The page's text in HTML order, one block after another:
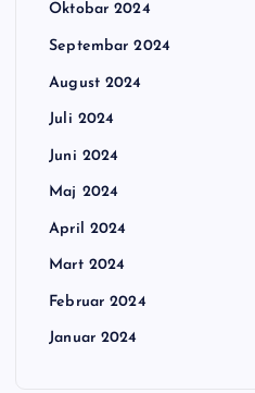
Oktobar 2024
Septembar 2024
August 2024
Juli 2024
Juni 2024
Maj 2024
April 2024
Mart 2024
Februar 2024
Januar 2024